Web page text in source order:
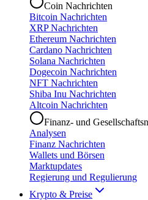
Coin Nachrichten
Bitcoin Nachrichten
XRP Nachrichten
Ethereum Nachrichten
Cardano Nachrichten
Solana Nachrichten
Dogecoin Nachrichten
NFT Nachrichten
Shiba Inu Nachrichten
Altcoin Nachrichten
Finanz- und
Analysen
Finanz Nachrichten
Wallets und Börsen
Marktupdates
Regierung und Regulierung
Krypto & Preise